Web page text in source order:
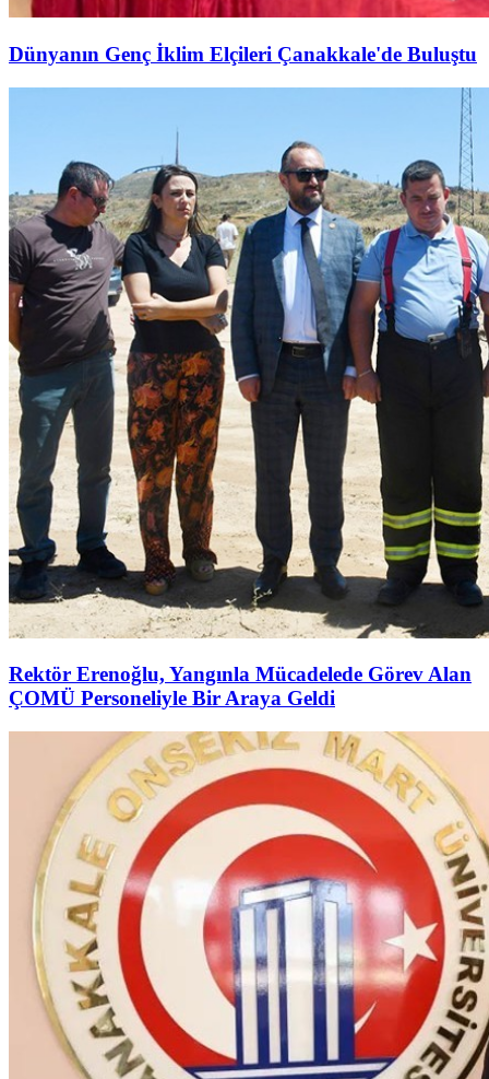
Dünyanın Genç İklim Elçileri Çanakkale'de Buluştu
Rektör Erenoğlu, Yangınla Mücadelede Görev Alan
ÇOMÜ Personeliyle Bir Araya Geldi